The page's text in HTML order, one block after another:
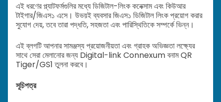
এই ধরণের প্ল্যাটফর্মগুলির মধ্যে ডিজিটাল-লিংক কনেক্সাম এবং কিউআর
টাইগার/জিএস১ এসে। উভয়ই ব্যবসার জিএস১ ডিজিটাল লিংক প্রয়োগ করার
সুযোগ দেয়, তবে তারা পদ্ধতি, সহজতা এবং পারিস্থিতিকে সম্পর্কে ভিন্ন।
এই ব্লগটি আপনার সামঞ্জস্য প্রয়োজনীয়তা এবং গ্রাহক অভিজ্ঞতা লক্ষ্যের
সাথে সেরা মেলানোর জন্য Digital-link Connexum বনাম QR
Tiger/GS1 তুলনা করবে।
সূচিপত্র